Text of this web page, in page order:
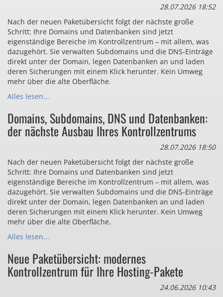
28.07.2026 18:52
Nach der neuen Paketübersicht folgt der nächste große
Schritt: Ihre Domains und Datenbanken sind jetzt
eigenständige Bereiche im Kontrollzentrum – mit allem, was
dazugehört. Sie verwalten Subdomains und die DNS-Einträge
direkt unter der Domain, legen Datenbanken an und laden
deren Sicherungen mit einem Klick herunter. Kein Umweg
mehr über die alte Oberfläche.
Alles lesen...
Domains, Subdomains, DNS und Datenbanken:
der nächste Ausbau Ihres Kontrollzentrums
28.07.2026 18:50
Nach der neuen Paketübersicht folgt der nächste große
Schritt: Ihre Domains und Datenbanken sind jetzt
eigenständige Bereiche im Kontrollzentrum – mit allem, was
dazugehört. Sie verwalten Subdomains und die DNS-Einträge
direkt unter der Domain, legen Datenbanken an und laden
deren Sicherungen mit einem Klick herunter. Kein Umweg
mehr über die alte Oberfläche.
Alles lesen...
Neue Paketübersicht: modernes
Kontrollzentrum für Ihre Hosting-Pakete
24.06.2026 10:43